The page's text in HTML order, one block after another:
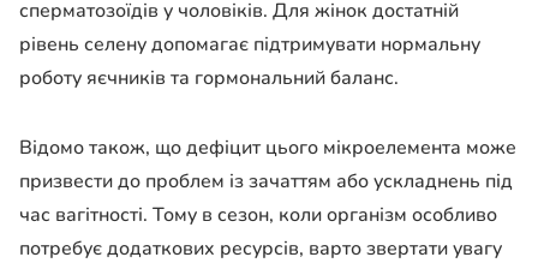
сперматозоїдів у чоловіків. Для жінок достатній
рівень селену допомагає підтримувати нормальну
роботу яєчників та гормональний баланс.
Відомо також, що дефіцит цього мікроелемента може
призвести до проблем із зачаттям або ускладнень під
час вагітності. Тому в сезон, коли організм особливо
потребує додаткових ресурсів, варто звертати увагу